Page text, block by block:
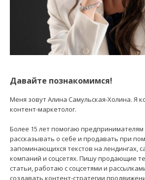
Давайте познакомимся!
Меня зовут Алина Самульская-Холина. Я
контент-маркетолог.
Более 15 лет помогаю предпринимателям
рассказывать о себе и продавать при
запоминающихся текстов на лендингах,
компаний и соцсетях. Пишу продающие
статьи, работаю с соцсетями и
создавать контент-стратегии